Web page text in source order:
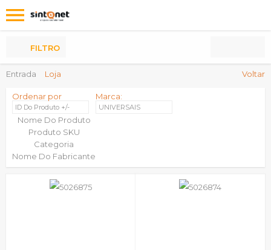
Entrada Loja Voltar
FILTRO
Ordenar por
ID Do Produto +/-
Nome Do Produto
Produto SKU
Categoria
Nome Do Fabricante
Marca:
UNIVERSAIS